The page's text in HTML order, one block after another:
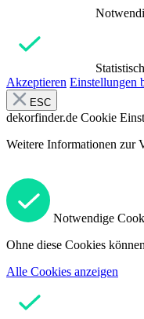
Akzeptieren Einstellungen
ESC
dekorfinder.de Cookie
Weitere Informationen zur
Notwendige
Ohne diese Cookies
Alle Cookies anzeigen